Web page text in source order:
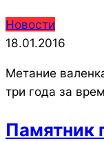
2016-
01-
Новости
18.01.2016
Метание
три года за
Памятник